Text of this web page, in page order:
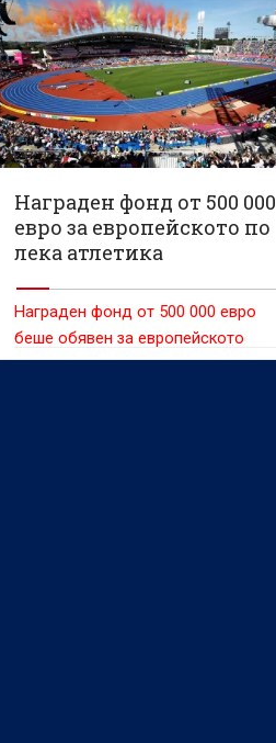
Награден фонд от 500 000
евро за европейското по
лека атлетика
Награден фонд от 500 000 евро
беше обявен за европейското
първенство по лека атлетика,